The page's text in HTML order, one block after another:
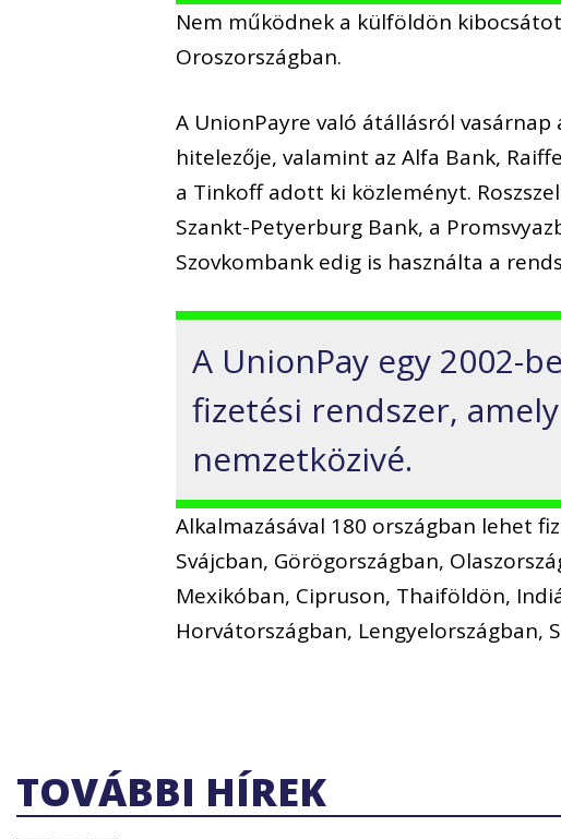
Nem működnek a külföldön
Oroszországban.
A UnionPayre való átállásról
hitelezője, valamint az Alfa Bank,
a Tinkoff adott ki közleményt.
Szankt-Petyerburg Bank, a
Szovkombank edig is használta a
A UnionPay egy 2002-
fizetési rendszer,
nemzetközivé.
Alkalmazásával 180 országban lehet
Svájcban, Görögországban,
Mexikóban, Cipruson, Thaiföldön,
Horvátországban, Lengyelországban,
TOVÁBBI HÍREK